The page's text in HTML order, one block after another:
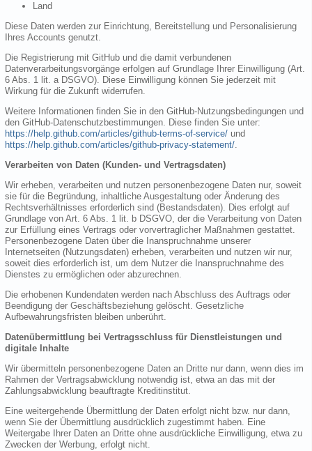
Land
Diese Daten werden zur Einrichtung, Bereitstellung und Personalisierung
Ihres Accounts genutzt.
Die Registrierung mit GitHub und die damit verbundenen
Datenverarbeitungsvorgänge erfolgen auf Grundlage Ihrer Einwilligung (Art.
6 Abs. 1 lit. a DSGVO). Diese Einwilligung können Sie jederzeit mit
Wirkung für die Zukunft widerrufen.
Weitere Informationen finden Sie in den GitHub-Nutzungsbedingungen und
den GitHub-Datenschutzbestimmungen. Diese finden Sie unter:
https://help.github.com/articles/github-terms-of-service/ und
https://help.github.com/articles/github-privacy-statement/.
Verarbeiten von Daten (Kunden- und Vertragsdaten)
Wir erheben, verarbeiten und nutzen personenbezogene Daten nur, soweit
sie für die Begründung, inhaltliche Ausgestaltung oder Änderung des
Rechtsverhältnisses erforderlich sind (Bestandsdaten). Dies erfolgt auf
Grundlage von Art. 6 Abs. 1 lit. b DSGVO, der die Verarbeitung von Daten
zur Erfüllung eines Vertrags oder vorvertraglicher Maßnahmen gestattet.
Personenbezogene Daten über die Inanspruchnahme unserer
Internetseiten (Nutzungsdaten) erheben, verarbeiten und nutzen wir nur,
soweit dies erforderlich ist, um dem Nutzer die Inanspruchnahme des
Dienstes zu ermöglichen oder abzurechnen.
Die erhobenen Kundendaten werden nach Abschluss des Auftrags oder
Beendigung der Geschäftsbeziehung gelöscht. Gesetzliche
Aufbewahrungsfristen bleiben unberührt.
Datenübermittlung bei Vertragsschluss für Dienstleistungen und
digitale Inhalte
Wir übermitteln personenbezogene Daten an Dritte nur dann, wenn dies im
Rahmen der Vertragsabwicklung notwendig ist, etwa an das mit der
Zahlungsabwicklung beauftragte Kreditinstitut.
Eine weitergehende Übermittlung der Daten erfolgt nicht bzw. nur dann,
wenn Sie der Übermittlung ausdrücklich zugestimmt haben. Eine
Weitergabe Ihrer Daten an Dritte ohne ausdrückliche Einwilligung, etwa zu
Zwecken der Werbung, erfolgt nicht.